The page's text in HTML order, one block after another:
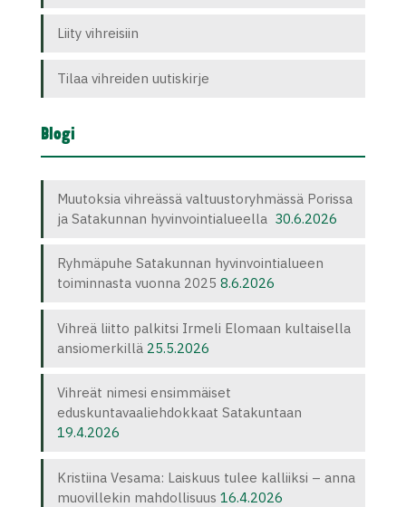
Liity vihreisiin
Tilaa vihreiden uutiskirje
Blogi
Muutoksia vihreässä valtuustoryhmässä Porissa
ja Satakunnan hyvinvointialueella 30.6.2026
Ryhmäpuhe Satakunnan hyvinvointialueen
toiminnasta vuonna 2025 8.6.2026
Vihreä liitto palkitsi Irmeli Elomaan kultaisella
ansiomerkillä 25.5.2026
Vihreät nimesi ensimmäiset
eduskuntavaaliehdokkaat Satakuntaan
19.4.2026
Kristiina Vesama: Laiskuus tulee kalliiksi – anna
muovillekin mahdollisuus 16.4.2026